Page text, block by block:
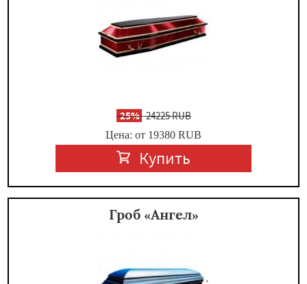
-25%24225 RUB
Цена: от 19380 RUB
Купить
Гроб «Ангел»